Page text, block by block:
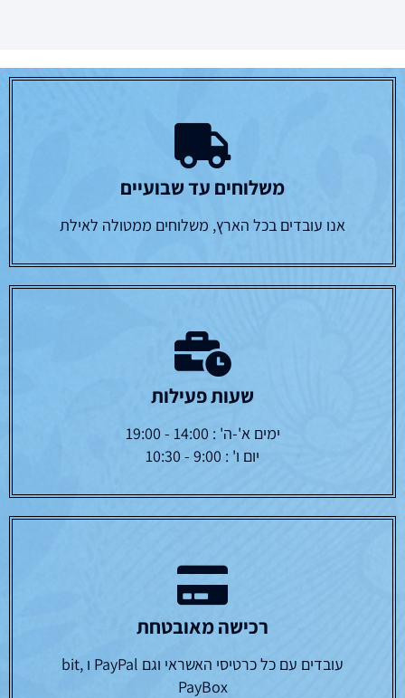
משלוחים עד שבועיים
אנו עובדים בכל הארץ, משלוחים ממטולה לאילת
שעות פעילות
ימים א'-ה' : 14:00 - 19:00
יום ו' : 9:00 - 10:30
רכישה מאובטחת
עובדים עם כל כרטיסי האשראי וגם PayPal ו bit,
PayBox